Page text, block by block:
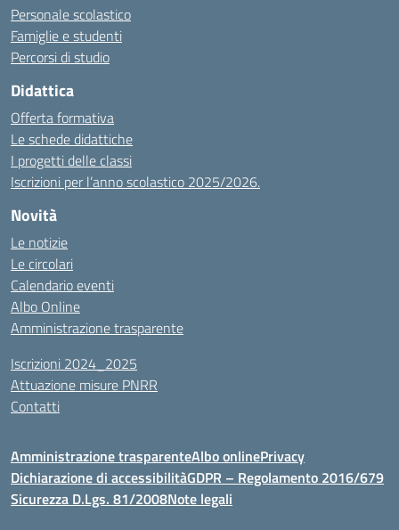
Personale scolastico
Famiglie e studenti
Percorsi di studio
Didattica
Offerta formativa
Le schede didattiche
I progetti delle classi
Iscrizioni per l’anno scolastico 2025/2026.
Novità
Le notizie
Le circolari
Calendario eventi
Albo Online
Amministrazione trasparente
Iscrizioni 2024_2025
Attuazione misure PNRR
Contatti
Amministrazione trasparenteAlbo onlinePrivacy
Dichiarazione di accessibilitàGDPR – Regolamento 2016/679
Sicurezza D.Lgs. 81/2008Note legali